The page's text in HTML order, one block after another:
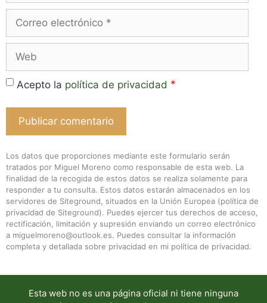
electrónico
Acepto la política de privacidad *
Los datos que proporciones mediante este formulario serán
tratados por Miguel Moreno como responsable de esta web. La
finalidad de la recogida de estos datos se realiza solamente para
responder a tu consulta. Estos datos estarán almacenados en los
servidores de Siteground, situados en la Unión Europea (política de
privacidad de Siteground). Puedes ejercer tus derechos de acceso,
rectificación, limitación y supresión enviando un correo electrónico
a miguelmoreno@outlook.es. Puedes consultar la información
completa y detallada sobre privacidad en mi política de privacidad.
Esta web no es una página oficial ni tiene ninguna